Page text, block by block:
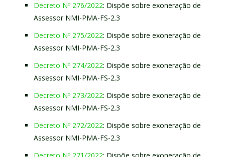
Decreto Nº 276/2022: Dispõe sobre exoneração de
Assessor NMI-PMA-FS-2.3
Decreto Nº 275/2022: Dispõe sobre exoneração de
Assessor NMI-PMA-FS-2.3
Decreto Nº 274/2022: Dispõe sobre exoneração de
Assessor NMI-PMA-FS-2.3
Decreto Nº 273/2022: Dispõe sobre exoneração de
Assessor NMI-PMA-FS-2.3
Decreto Nº 272/2022: Dispõe sobre exoneração de
Assessor NMI-PMA-FS-2.3